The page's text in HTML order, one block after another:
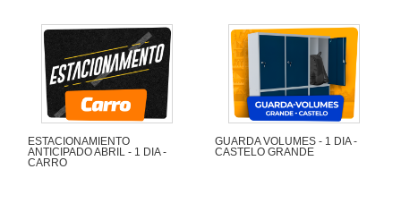
ESTACIONAMIENTO
ANTICIPADO ABRIL - 1 DIA -
CARRO
GUARDA VOLUMES - 1 DIA -
CASTELO GRANDE